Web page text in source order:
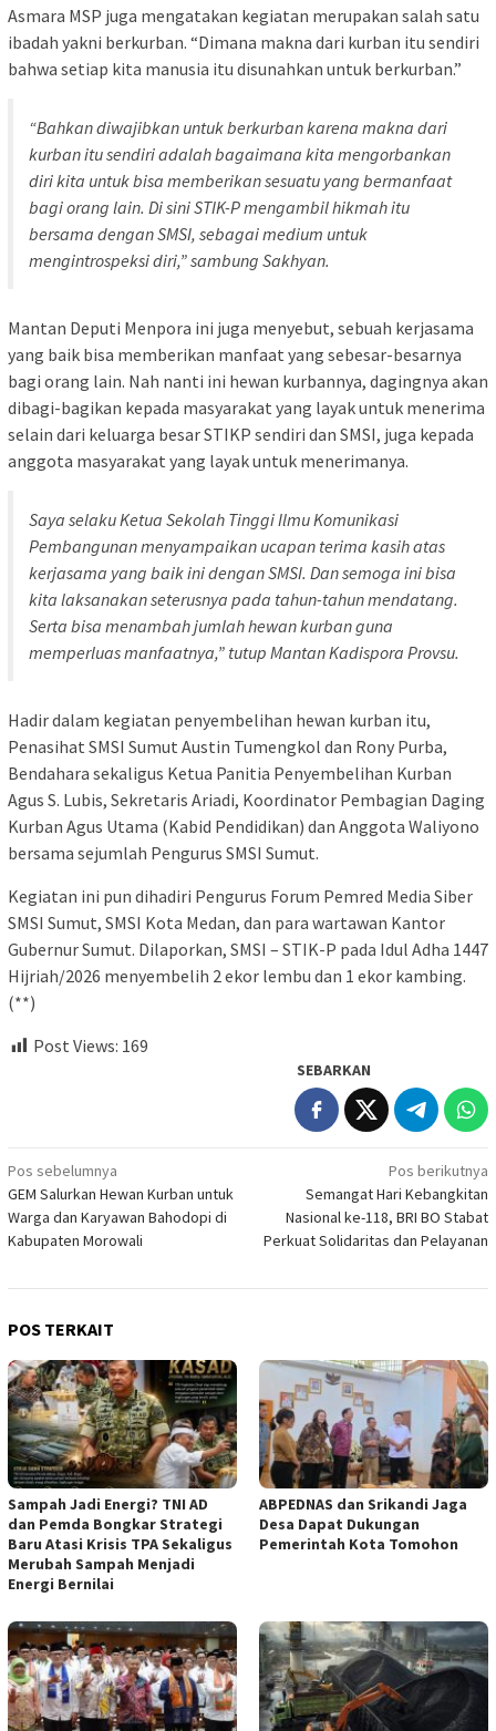
Asmara MSP juga mengatakan kegiatan merupakan salah satu
ibadah yakni berkurban. “Dimana makna dari kurban itu sendiri
bahwa setiap kita manusia itu disunahkan untuk berkurban.”
“Bahkan diwajibkan untuk berkurban karena makna dari
kurban itu sendiri adalah bagaimana kita mengorbankan
diri kita untuk bisa memberikan sesuatu yang bermanfaat
bagi orang lain. Di sini STIK-P mengambil hikmah itu
bersama dengan SMSI, sebagai medium untuk
mengintrospeksi diri,” sambung Sakhyan.
Mantan Deputi Menpora ini juga menyebut, sebuah kerjasama
yang baik bisa memberikan manfaat yang sebesar-besarnya
bagi orang lain. Nah nanti ini hewan kurbannya, dagingnya akan
dibagi-bagikan kepada masyarakat yang layak untuk menerima
selain dari keluarga besar STIKP sendiri dan SMSI, juga kepada
anggota masyarakat yang layak untuk menerimanya.
Saya selaku Ketua Sekolah Tinggi Ilmu Komunikasi
Pembangunan menyampaikan ucapan terima kasih atas
kerjasama yang baik ini dengan SMSI. Dan semoga ini bisa
kita laksanakan seterusnya pada tahun-tahun mendatang.
Serta bisa menambah jumlah hewan kurban guna
memperluas manfaatnya,” tutup Mantan Kadispora Provsu.
Hadir dalam kegiatan penyembelihan hewan kurban itu,
Penasihat SMSI Sumut Austin Tumengkol dan Rony Purba,
Bendahara sekaligus Ketua Panitia Penyembelihan Kurban
Agus S. Lubis, Sekretaris Ariadi, Koordinator Pembagian Daging
Kurban Agus Utama (Kabid Pendidikan) dan Anggota Waliyono
bersama sejumlah Pengurus SMSI Sumut.
Kegiatan ini pun dihadiri Pengurus Forum Pemred Media Siber
SMSI Sumut, SMSI Kota Medan, dan para wartawan Kantor
Gubernur Sumut. Dilaporkan, SMSI – STIK-P pada Idul Adha 1447
Hijriah/2026 menyembelih 2 ekor lembu dan 1 ekor kambing.
(**)
Post Views: 169
SEBARKAN
Navigasi
pos
Pos sebelumnya
GEM Salurkan Hewan Kurban untuk
Warga dan Karyawan Bahodopi di
Kabupaten Morowali
Pos berikutnya
Semangat Hari Kebangkitan
Nasional ke-118, BRI BO Stabat
Perkuat Solidaritas dan Pelayanan
POS TERKAIT
Sampah Jadi Energi? TNI AD
dan Pemda Bongkar Strategi
Baru Atasi Krisis TPA Sekaligus
Merubah Sampah Menjadi
Energi Bernilai
ABPEDNAS dan Srikandi Jaga
Desa Dapat Dukungan
Pemerintah Kota Tomohon